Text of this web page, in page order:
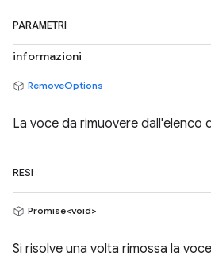
PARAMETRI
informazioni
RemoveOptions
La voce da rimuovere dall'elenco
RESI
Promise<void>
Si risolve una volta rimossa la